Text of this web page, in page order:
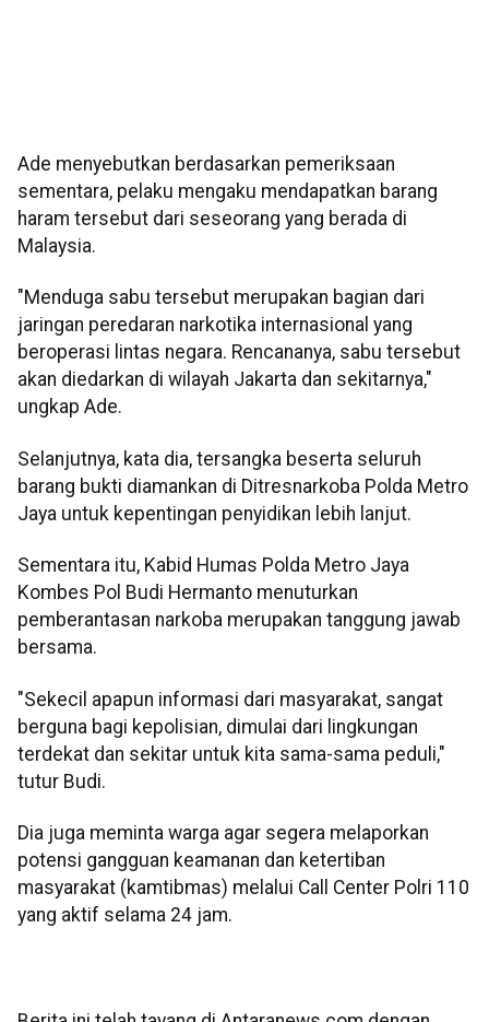
Ade menyebutkan berdasarkan pemeriksaan
sementara, pelaku mengaku mendapatkan barang
haram tersebut dari seseorang yang berada di
Malaysia.
"Menduga sabu tersebut merupakan bagian dari
jaringan peredaran narkotika internasional yang
beroperasi lintas negara. Rencananya, sabu tersebut
akan diedarkan di wilayah Jakarta dan sekitarnya,"
ungkap Ade.
Selanjutnya, kata dia, tersangka beserta seluruh
barang bukti diamankan di Ditresnarkoba Polda Metro
Jaya untuk kepentingan penyidikan lebih lanjut.
Sementara itu, Kabid Humas Polda Metro Jaya
Kombes Pol Budi Hermanto menuturkan
pemberantasan narkoba merupakan tanggung jawab
bersama.
"Sekecil apapun informasi dari masyarakat, sangat
berguna bagi kepolisian, dimulai dari lingkungan
terdekat dan sekitar untuk kita sama-sama peduli,"
tutur Budi.
Dia juga meminta warga agar segera melaporkan
potensi gangguan keamanan dan ketertiban
masyarakat (kamtibmas) melalui Call Center Polri 110
yang aktif selama 24 jam.